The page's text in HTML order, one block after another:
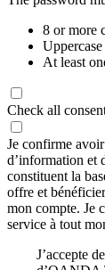
8 or more
At least
Check all
Je confirme
d’information
constituent la
offre et
mon compte. Je
service à tout
J’accepte